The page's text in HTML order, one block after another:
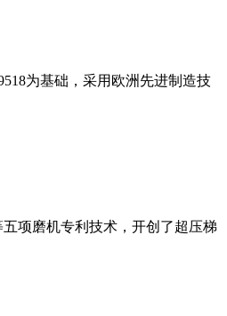
为基础，采用欧洲先进制造技
项磨机专利技术，开创了超压梯